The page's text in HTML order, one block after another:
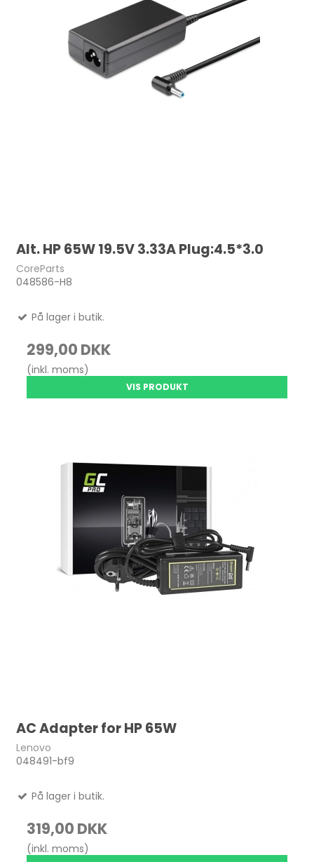
Alt. HP 65W 19.5V 3.33A Plug:4.5*3.0
CoreParts
048586-H8
På lager i butik.
299,00 DKK
(inkl. moms)
VIS PRODUKT
AC Adapter for HP 65W
Lenovo
048491-bf9
På lager i butik.
319,00 DKK
(inkl. moms)